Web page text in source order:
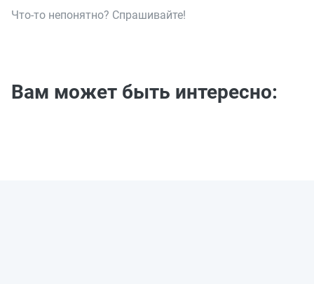
Что-то непонятно? Спрашивайте!
Вам может быть интересно: